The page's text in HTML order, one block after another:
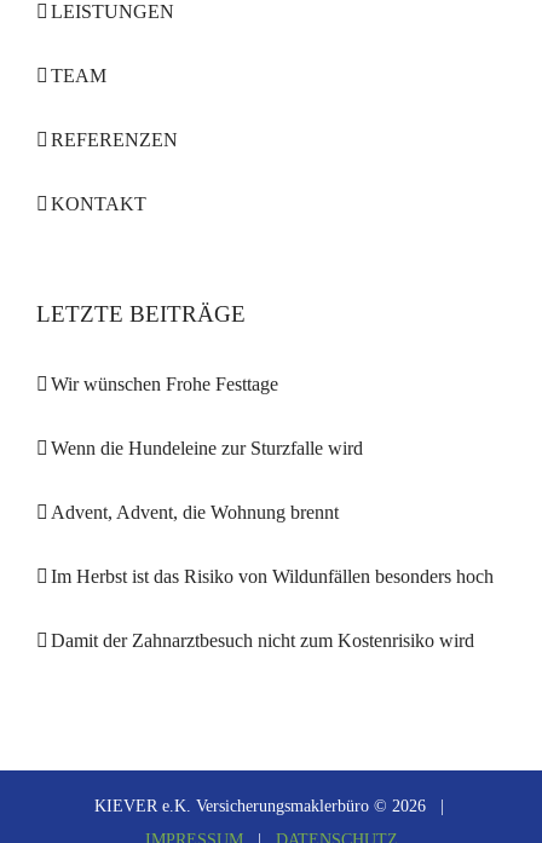
LEISTUNGEN
TEAM
REFERENZEN
KONTAKT
LETZTE BEITRÄGE
Wir wünschen Frohe Festtage
Wenn die Hundeleine zur Sturzfalle wird
Advent, Advent, die Wohnung brennt
Im Herbst ist das Risiko von Wildunfällen besonders hoch
Damit der Zahnarztbesuch nicht zum Kostenrisiko wird
KIEVER e.K. Versicherungsmaklerbüro © 2026 |